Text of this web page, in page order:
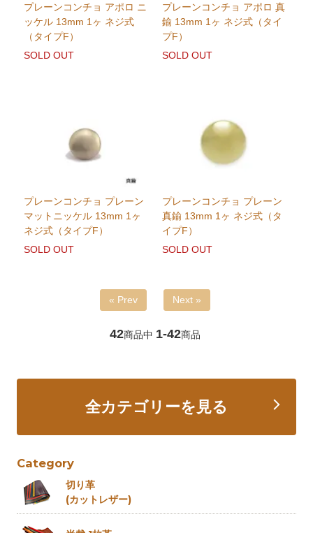
プレーンコンチョ アポロ ニ
ッケル 13mm 1ヶ ネジ式
（タイプF）
SOLD OUT
プレーンコンチョ アポロ 真
鍮 13mm 1ヶ ネジ式（タイ
プF）
SOLD OUT
プレーンコンチョ プレーン
マットニッケル 13mm 1ヶ
ネジ式（タイプF）
SOLD OUT
プレーンコンチョ プレーン
真鍮 13mm 1ヶ ネジ式（タ
イプF）
SOLD OUT
« Prev Next »
42商品中 1-42商品
全カテゴリーを見る
Category
切り革
(カットレザー)